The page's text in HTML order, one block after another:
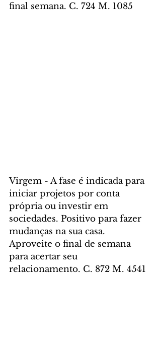
final semana. C. 724 M. 1085
Virgem - A fase é indicada para
iniciar projetos por conta
própria ou investir em
sociedades. Positivo para fazer
mudanças na sua casa.
Aproveite o final de semana
para acertar seu
relacionamento. C. 872 M. 4541